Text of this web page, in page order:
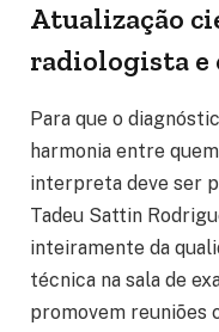
Atualização
radiologista e
Para que o
harmonia entre
interpreta deve ser
Tadeu Sattin
inteiramente da
técnica na sala de
promovem reuniões